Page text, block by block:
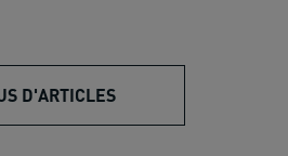
D'ARTICLES